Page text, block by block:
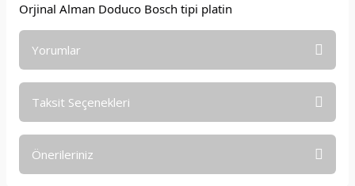
Orjinal Alman Doduco Bosch tipi platin
Yorumlar
Taksit Seçenekleri
Önerileriniz